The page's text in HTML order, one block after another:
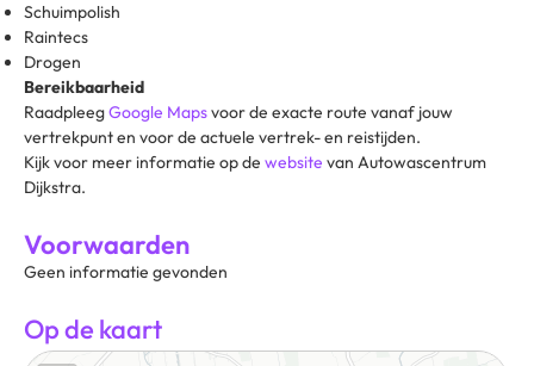
Schuimpolish
Raintecs
Drogen
Bereikbaarheid
RaadpleegGoogle Mapsvoor de exacte route vanaf jouw
vertrekpunt en voor de actuele vertrek- en reistijden.
Kijk voor meer informatie op de website van Autowascentrum
Dijkstra.
Voorwaarden
Geen informatie gevonden
Op de kaart